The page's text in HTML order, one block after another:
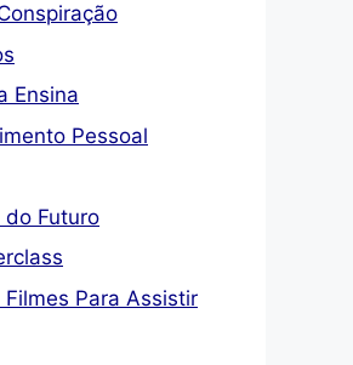
Ensina
Pessoal
do Futuro
Filmes Para Assistir